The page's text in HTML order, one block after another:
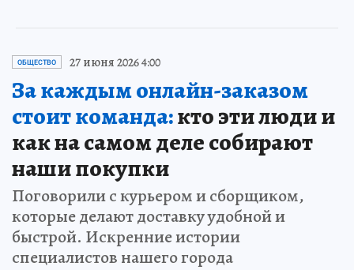
ОБЩЕСТВО 27 июня 2026 4:00
За каждым онлайн-заказом
стоит команда:кто эти люди и
как на самом деле собирают
наши покупки
Поговорили с курьером и сборщиком,
которые делают доставку удобной и
быстрой. Искренние истории
специалистов нашего города